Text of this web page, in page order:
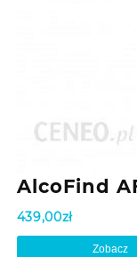
AlcoFind
439,00zł
Zobacz